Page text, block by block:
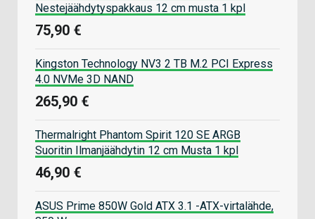
Nestejäähdytyspakkaus 12 cm musta 1 kpl
75,90 €
Kingston Technology NV3 2 TB M.2 PCI Express
4.0 NVMe 3D NAND
265,90 €
Thermalright Phantom Spirit 120 SE ARGB
Suoritin Ilmanjäähdytin 12 cm Musta 1 kpl
46,90 €
ASUS Prime 850W Gold ATX 3.1 -ATX-virtalähde,